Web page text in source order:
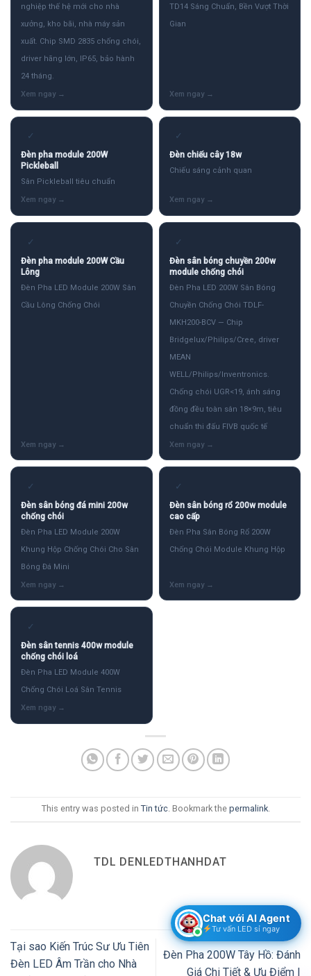
nghiệp thế hệ mới cho nhà
xưởng, kho bãi, nhà máy sản
xuất. Chip SMD 2835 chống chói,
driver hãng lớn, IP65, bảo hành
24 tháng.
TD14 Sáng Chuẩn, Bền Vượt Thời
Gian
✓
Đèn pha module 200W
Pickleball
Sân Pickleball tiêu chuẩn
✓
Đèn chiếu cây 18w
Chiếu sáng cảnh quan
✓
Đèn pha module 200W Cầu
Lông
Đèn Pha LED Module 200W Sân
Cầu Lông Chống Chói
✓
Đèn sân bóng chuyền 200w
module chống chói
Đèn Pha LED 200W Sân Bóng
Chuyền Chống Chói TDLF-
MKH200-BCV — Chip
Bridgelux/Philips/Cree, driver
MEAN
WELL/Philips/Inventronics.
Chống chói UGR<19, ánh sáng
đồng đều toàn sân 18×9m, tiêu
chuẩn thi đấu FIVB quốc tế
✓
Đèn sân bóng đá mini 200w
chống chói
Đèn Pha LED Module 200W
Khung Hộp Chống Chói Cho Sân
Bóng Đá Mini
✓
Đèn sân bóng rổ 200w module
cao cấp
Đèn Pha Sân Bóng Rổ 200W
Chống Chói Module Khung Hộp
✓
Đèn sân tennis 400w module
chống chói loá
Đèn Pha LED Module 400W
Chống Chói Loá Sân Tennis
This entry was posted in Tin tức. Bookmark the permalink.
TDL DENLEDTHANHDAT
Tại sao Kiến Trúc Sư Ưu Tiên
Đèn LED Âm Trần cho Nhà
Đèn Pha 200W Tây Hồ: Đánh
Giá Chi Tiết & Ưu Điểm |
Chat với AI Agent
Tư vấn LED sỉ ngay